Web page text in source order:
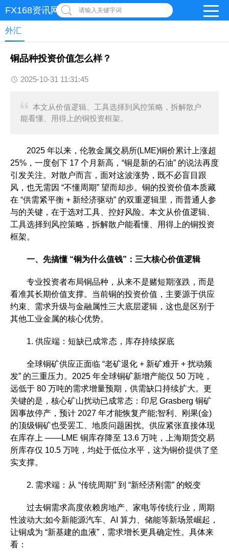
FX168资讯网 请输入关键字词
外汇
铜品种投资价值怎么样？
2025-10-31 11:31:45
本文从价值逻辑、工具选择到风控策略，拆解散户
能看懂、用得上的铜投资框架。
2025 年以来，伦敦金属交易所(LME)铜价累计上涨超
25%，一度创下 17 个月新高，“铜是新的石油” 的说法再度
引发关注。对散户而言，面对这波涨势，既不必盲目跟
风，也无需因 “不懂周期” 望而却步。铜的投资价值本质藏
在 “供需紧平衡 + 新经济驱动” 的双重逻辑里，而普通人参
与的关键，在于选对工具、控好风险。本文从价值逻辑、
工具选择到风控策略，拆解散户能看懂、用得上的铜投资
框架。
一、先搞懂 “铜为什么值钱”：三大核心价值逻辑
专业投资者布局铜品种，从来不是赌短期涨跌，而是
看准其长期价值支撑。当前铜的投资价值，主要源于供应
约束、需求升级与金融属性三大底层逻辑，这也是区别于
其他工业金属的核心优势。
1. 供应端：短缺已成常态，库存持续探底
全球铜矿供应正面临 “老矿退化 + 新矿难开 + 扰动频
发” 的三重压力。2025 年全球铜矿新增产能仅 50 万吨，
远低于 80 万吨的需求增量预期，供需缺口持续扩大。更
关键的是，核心矿山扰动已成常态：印尼 Grasberg 铜矿
因事故停产，预计 2027 年才能恢复产能;智利、刚果(金)
的顶级铜矿也受罢工、地质问题困扰。供应紧张直接体现
在库存上 ——LME 铜库存降至 13.6 万吨，上海期货交易
所库存仅 10.5 万吨，均处于低位水平，这为铜价提供了坚
实支撑。
2. 需求端：从 “传统周期” 到 “新经济刚需” 的蜕变
过去铜需求高度依赖房地产、家电等传统行业，周期
性波动大;如今新能源汽车、AI 算力、储能等新场景崛起，
让铜成为 “新基建的血液”，需求增长更具确定性。具体来
看：